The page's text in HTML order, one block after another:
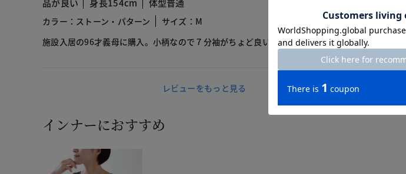
品が良い 身長154cm 体型普通
カラー：ストーン・パターン
サイズ：M
施設入居の96才義母に購入。小柄なので７分袖がちょど良いと喜んでいました。
レビューをもっと見る
インナーにおすすめ